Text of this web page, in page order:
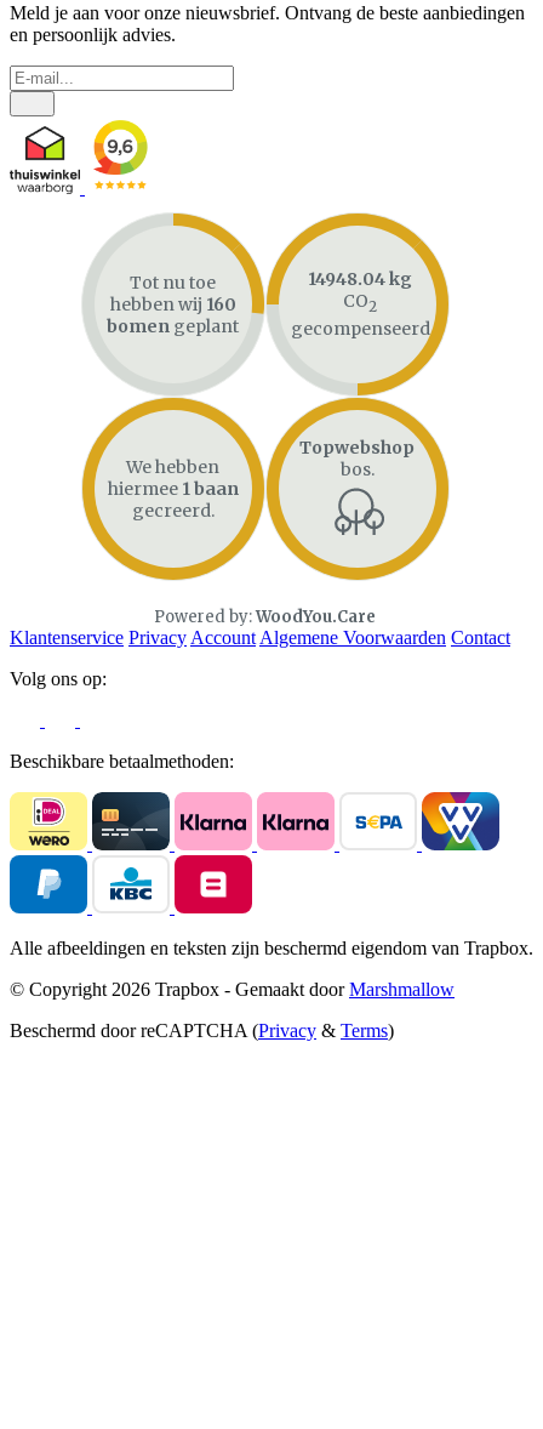
Meld je aan voor onze nieuwsbrief. Ontvang de beste aanbiedingen
en persoonlijk advies.
Tot nu toe
hebben wij 160
bomen geplant
14948.04 kg
CO2
gecompenseerd
We hebben
hiermee 1 baan
gecreerd.
Topwebshop
bos.
Powered by:WoodYou.Care
Klantenservice Privacy Account Algemene Voorwaarden Contact
Volg ons op:
Beschikbare betaalmethoden:
Alle afbeeldingen en teksten zijn beschermd eigendom van Trapbox.
© Copyright 2026 Trapbox - Gemaakt doorMarshmallow
Beschermd door reCAPTCHA (Privacy & Terms)